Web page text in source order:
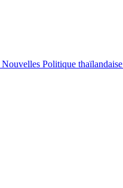
Nouvelles Politique thaïlandaise